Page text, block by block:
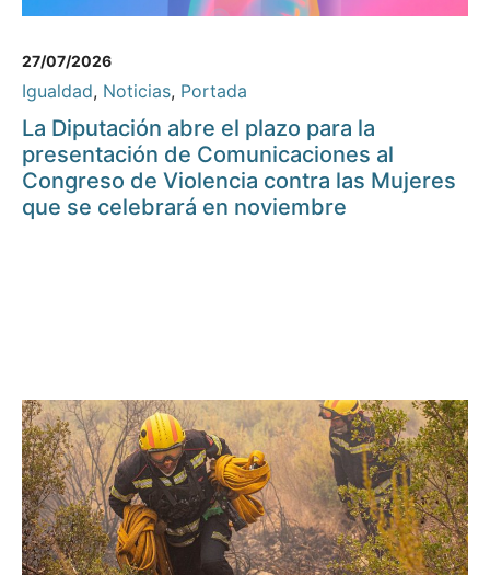
27/07/2026
Igualdad, Noticias, Portada
La Diputación abre el plazo para la
presentación de Comunicaciones al
Congreso de Violencia contra las Mujeres
que se celebrará en noviembre